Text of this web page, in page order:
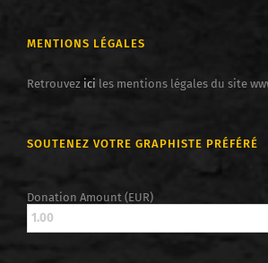
MENTIONS LÉGALES
Retrouvez ici les mentions légales du site
SOUTENEZ VOTRE GRAPHISTE PRÉFÉRÉ
Donation Amount (EUR)